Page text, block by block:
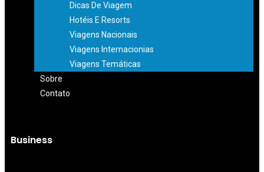
Dicas De Viagem
Hotéis E Resorts
Viagens Nacionais
Viagens Internacionias
Viagens Temáticas
Sobre
Contato
Business